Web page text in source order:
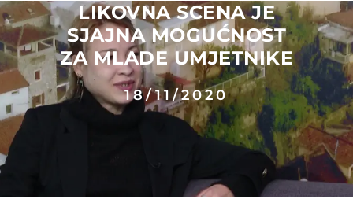
LIKOVNA SCENA JE
SJAJNA MOGUĆNOST
ZA MLADE UMJETNIKE
18/11/2020